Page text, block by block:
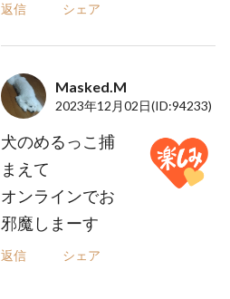
返信 シェア
Masked.M
2023年12月02日(ID:94233)
犬のめるっこ捕
まえて
オンラインでお
邪魔しまーす
返信 シェア